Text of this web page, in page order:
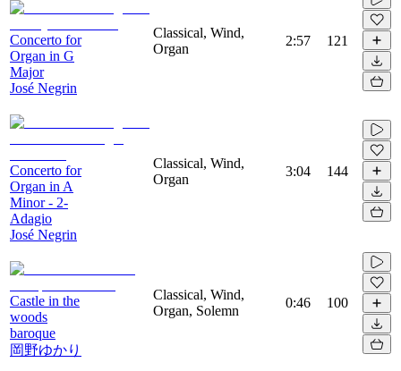
Concerto for
Organ in G
Major
José Negrin
Classical, Wind,
Organ
2:57 121
Concerto for
Organ in A
Minor - 2-
Adagio
José Negrin
Classical, Wind,
Organ
3:04 144
Castle in the
woods
baroque
岡野ゆかり
Classical, Wind,
Organ, Solemn
0:46 100